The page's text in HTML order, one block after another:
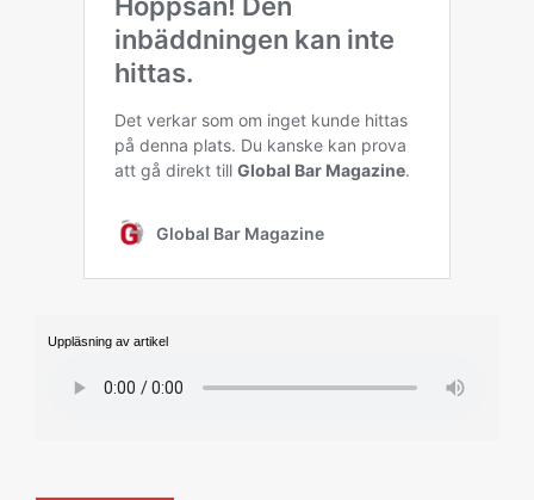
Uppläsning av artikel